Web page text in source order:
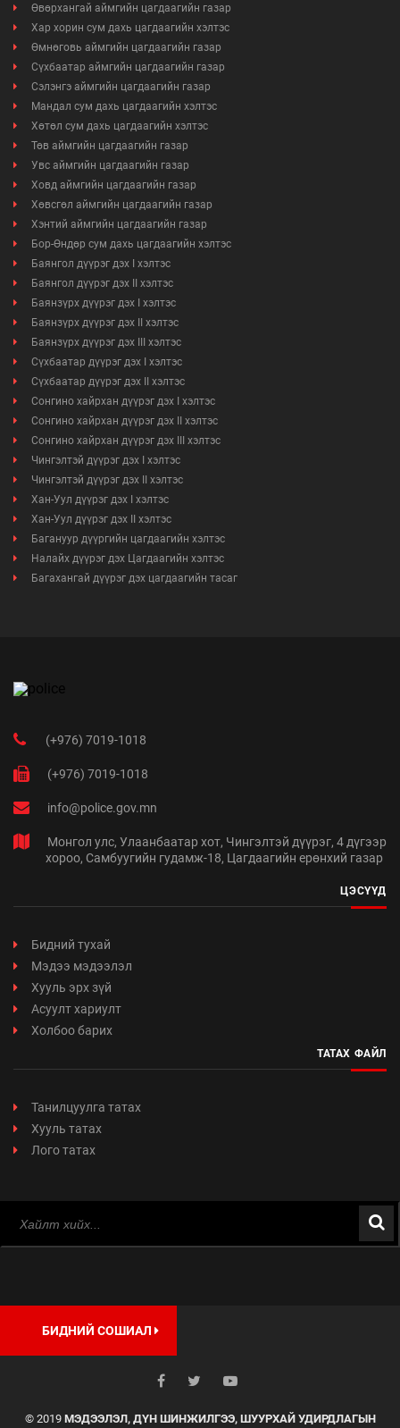
Өвөрхангай аймгийн цагдаагийн газар
Хар хорин сум дахь цагдаагийн хэлтэс
Өмнөговь аймгийн цагдаагийн газар
Сүхбаатар аймгийн цагдаагийн газар
Сэлэнгэ аймгийн цагдаагийн газар
Мандал сум дахь цагдаагийн хэлтэс
Хөтөл сум дахь цагдаагийн хэлтэс
Төв аймгийн цагдаагийн газар
Увс аймгийн цагдаагийн газар
Ховд аймгийн цагдаагийн газар
Хөвсгөл аймгийн цагдаагийн газар
Хэнтий аймгийн цагдаагийн газар
Бор-Өндөр сум дахь цагдаагийн хэлтэс
Баянгол дүүрэг дэх I хэлтэс
Баянгол дүүрэг дэх II хэлтэс
Баянзүрх дүүрэг дэх I хэлтэс
Баянзүрх дүүрэг дэх II хэлтэс
Баянзүрх дүүрэг дэх III хэлтэс
Сүхбаатар дүүрэг дэх I хэлтэс
Сүхбаатар дүүрэг дэх II хэлтэс
Сонгино хайрхан дүүрэг дэх I хэлтэс
Сонгино хайрхан дүүрэг дэх II хэлтэс
Сонгино хайрхан дүүрэг дэх III хэлтэс
Чингэлтэй дүүрэг дэх I хэлтэс
Чингэлтэй дүүрэг дэх II хэлтэс
Хан-Уул дүүрэг дэх I хэлтэс
Хан-Уул дүүрэг дэх II хэлтэс
Багануур дүүргийн цагдаагийн хэлтэс
Налайх дүүрэг дэх Цагдаагийн хэлтэс
Багахангай дүүрэг дэх цагдаагийн тасаг
(+976) 7019-1018
(+976) 7019-1018
info@police.gov.mn
Монгол улс, Улаанбаатар хот, Чингэлтэй дүүрэг, 4 дүгээр
хороо, Самбуугийн гудамж-18, Цагдаагийн ерөнхий газар
ЦЭСҮҮД
Бидний тухай
Мэдээ мэдээлэл
Хууль эрх зүй
Асуулт хариулт
Холбоо барих
ТАТАХ ФАЙЛ
Танилцуулга татах
Хууль татах
Лого татах
БИДНИЙ СОШИАЛ
© 2019 МЭДЭЭЛЭЛ, ДҮН ШИНЖИЛГЭЭ, ШУУРХАЙ УДИРДЛАГЫН